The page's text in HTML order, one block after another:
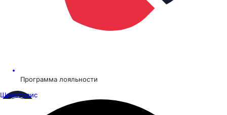
Программа лояльности
Шинсервис